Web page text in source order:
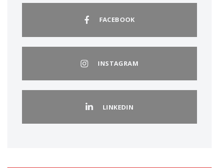
FACEBOOK
INSTAGRAM
LINKEDIN